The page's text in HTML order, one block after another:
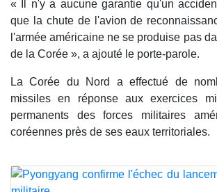
« Il n'y a aucune garantie qu'un
que la chute de l'avion de
l'armée américaine ne se produise pas
de la Corée », a ajouté le porte-parole.
La Corée du Nord a effectué de
missiles en réponse aux exercices
permanents des forces militaires
coréennes près de ses eaux territoriales.